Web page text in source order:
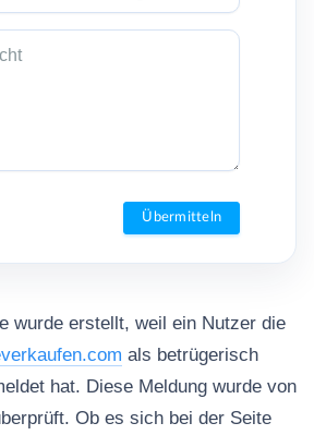
wurde erstellt, weil ein Nutzer die
als betrügerisch
hat. Diese Meldung wurde von
Ob es sich bei der Seite